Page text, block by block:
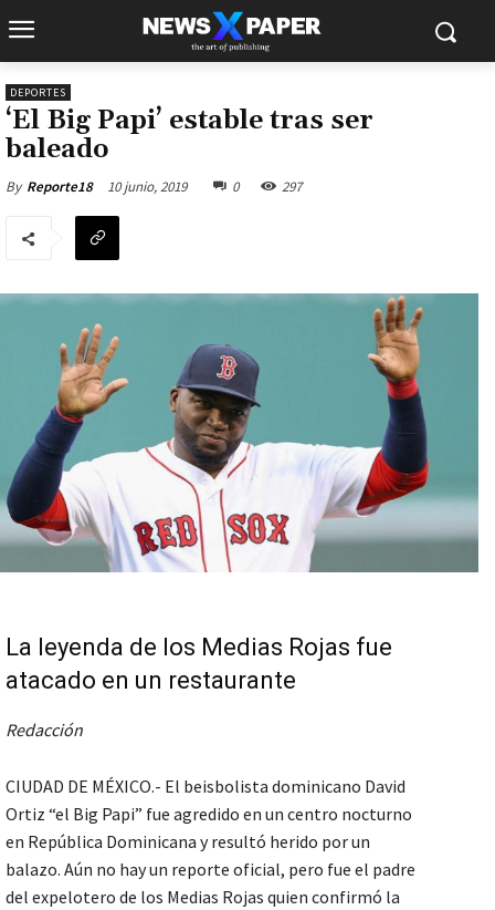
DEPORTES
‘El Big Papi’ estable tras ser
baleado
By Reporte18 10 junio, 2019 0 297
La leyenda de los Medias Rojas fue
atacado en un restaurante
Redacción
CIUDAD DE MÉXICO.- El beisbolista dominicano David
Ortiz “el Big Papi” fue agredido en un centro nocturno
en República Dominicana y resultó herido por un
balazo. Aún no hay un reporte oficial, pero fue el padre
del expelotero de los Medias Rojas quien confirmó la